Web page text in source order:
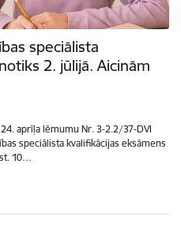
speciālista
2. jūlijā. Aicinām
aprīļa lēmumu Nr. 3-2.2/37-DVI
speciālista kvalifikācijas eksāmens
10…